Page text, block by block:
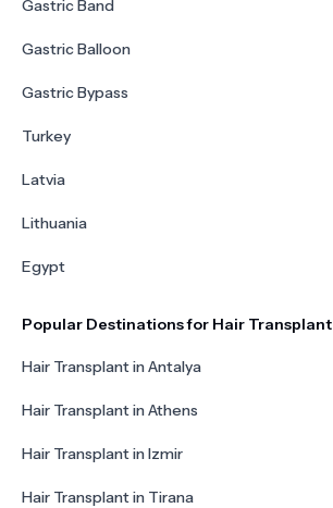
Gastric Band
Gastric Balloon
Gastric Bypass
Turkey
Latvia
Lithuania
Egypt
Popular Destinations for Hair Transplant
Hair Transplant in Antalya
Hair Transplant in Athens
Hair Transplant in Izmir
Hair Transplant in Tirana